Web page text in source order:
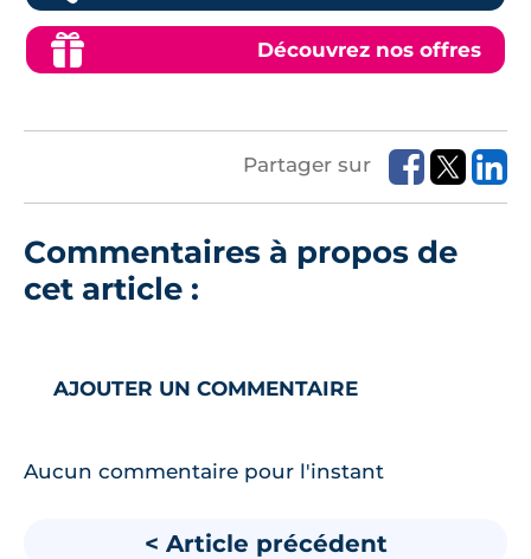
Découvrez nos offres
Partager sur
Commentaires à propos de
cet article :
AJOUTER UN COMMENTAIRE
Aucun commentaire pour l'instant
< Article précédent